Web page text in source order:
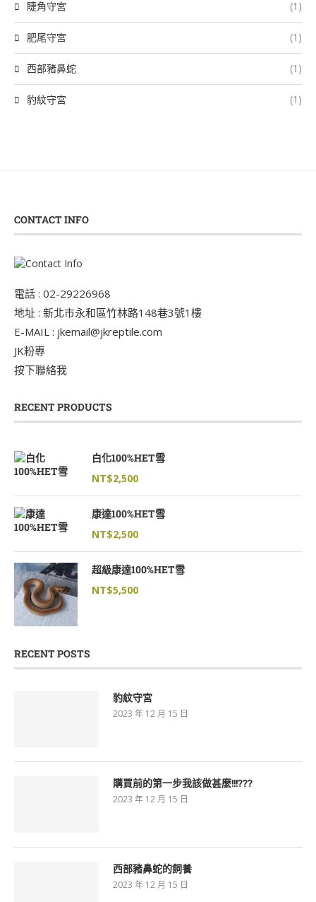
睫角守宮 (1)
肥尾守宮 (1)
西部豬鼻蛇 (1)
豹紋守宮 (1)
CONTACT INFO
電話 : 02-29226968
地址 : 新北市永和區竹林路148巷3號1樓
E-MAIL : jkemail@jkreptile.com
JK粉專
按下聯絡我
RECENT PRODUCTS
白化100%HET雪
NT$2,500
康達100%HET雪
NT$2,500
超級康達100%HET雪
NT$5,500
RECENT POSTS
豹紋守宮
2023 年 12 月 15 日
購買前的第一步我該做甚麼!!!???
2023 年 12 月 15 日
西部豬鼻蛇的飼養
2023 年 12 月 15 日